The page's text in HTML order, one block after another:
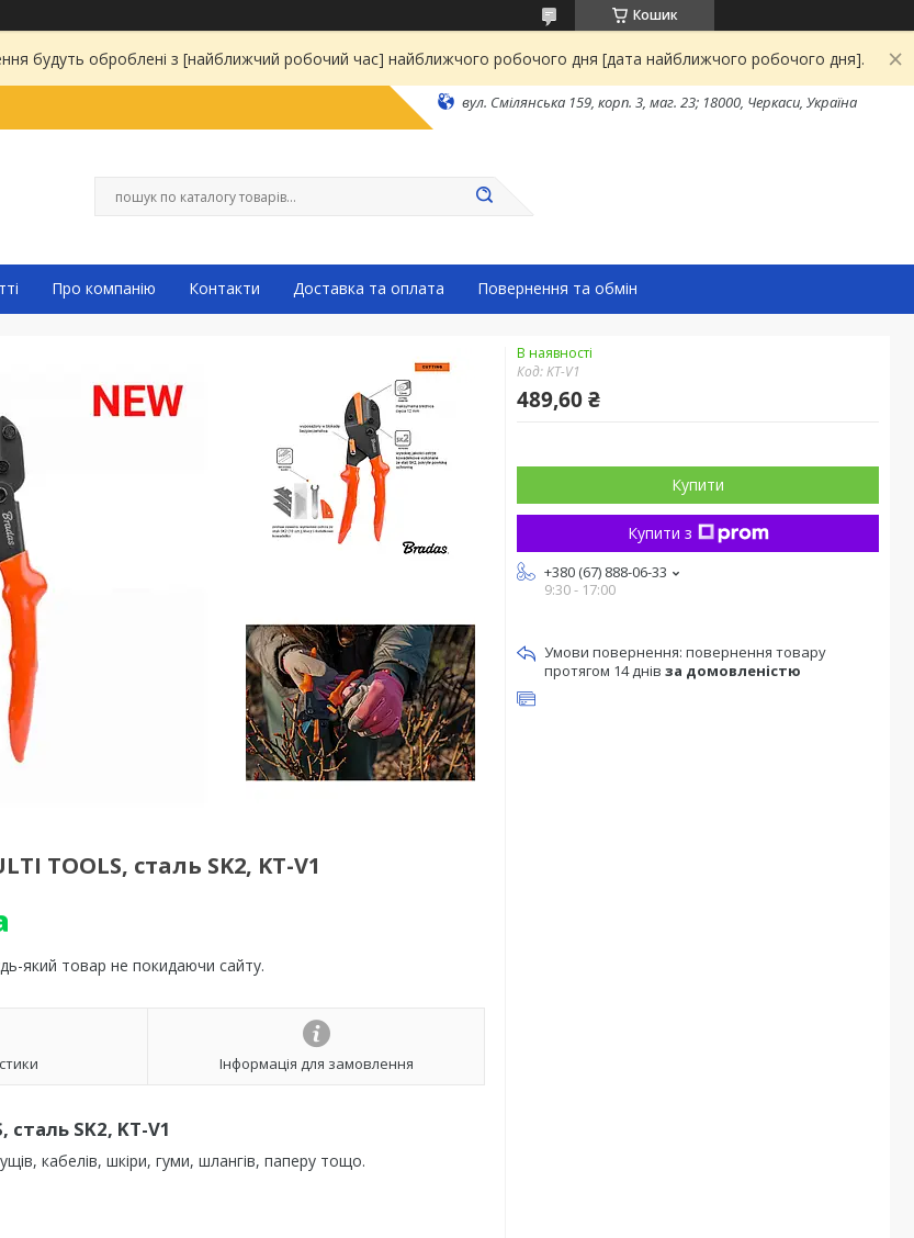
Кошик
будуть оброблені з [найближчий робочий час] найближчого робочого дня [дата найближчого робочого дня].
вул. Смілянська 159, корп. 3, маг. 23; 18000, Черкаси, Україна
Про компанію Контакти Доставка та оплата Повернення та обмін
TOOLS, сталь SK2, KT-V1
який товар не покидаючи сайту.
Інформація для замовлення
SK2, KT-V1
кабелів, шкіри, гуми, шлангів, паперу тощо.
В наявності
Код:KT-V1
489,60 ₴
Купити
Купити з
+380 (67) 888-06-33
9:30 - 17:00
повернення товару
протягом 14 днів за домовленістю